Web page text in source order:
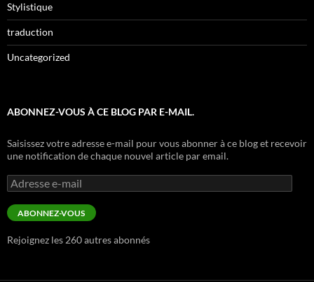
Stylistique
traduction
Uncategorized
ABONNEZ-VOUS À CE BLOG PAR E-MAIL.
Saisissez votre adresse e-mail pour vous abonner à ce blog et recevoir
une notification de chaque nouvel article par email.
Adresse
e-
mail
ABONNEZ-VOUS
Rejoignez les 260 autres abonnés